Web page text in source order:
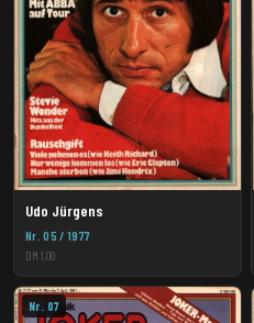
Udo Jürgens
Nr. 05 / 1977
DM 1,00
Nr. 07